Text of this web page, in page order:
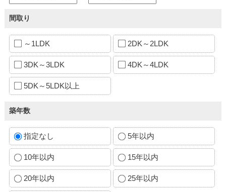
間取り
～1LDK 2DK～2LDK
3DK～3LDK 4DK～4LDK
5DK～5LDK以上
築年数
指定なし 5年以内
10年以内 15年以内
20年以内 25年以内